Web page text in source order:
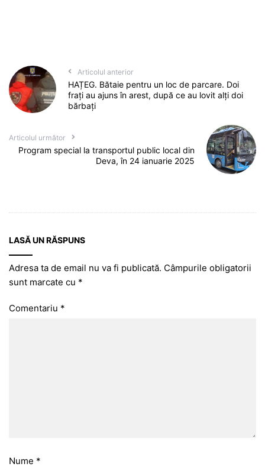
Articolul anterior
HAȚEG. Bătaie pentru un loc de parcare. Doi
frați au ajuns în arest, după ce au lovit alți doi
bărbați
Articolul următor
Program special la transportul public local din
Deva, în 24 ianuarie 2025
LASĂ UN RĂSPUNS
Adresa ta de email nu va fi publicată. Câmpurile obligatorii
sunt marcate cu *
Comentariu *
Nume *